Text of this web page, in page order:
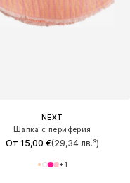
NEXT
Шапка с периферия
От 15,00 €(29,34 лв.³)
+1